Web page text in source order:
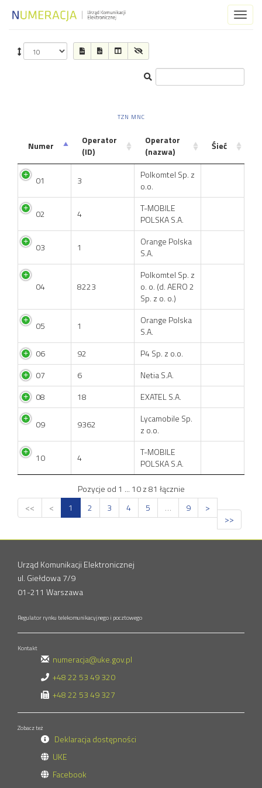
Toggle
TZN MNC
Numer
Operator
(ID)
Operator
(nazwa)
Śieć
01 3
Polkomtel Sp. z
o.o.
02 4
T-MOBILE
POLSKA S.A.
03 1
Orange Polska
S.A.
04 8223
Polkomtel Sp. z
o. o. (d. AERO 2
Sp. z o. o.)
05 1
Orange Polska
S.A.
06
92
P4 Sp. z o.o.
07
6
Netia S.A.
08
18 EXATEL S.A.
09 9362
Lycamobile Sp.
z o.o.
10 4
T-MOBILE
POLSKA S.A.
Pozycje od 1 ... 10 z 81 łącznie
<<
< 1 2 3 4 5 … 9
>
>>
Urząd Komunikacji Elektronicznej
ul. Giełdowa 7/9
01-211 Warszawa
Regulator rynku telekomunikacyjnego i pocztowego
Kontakt
numeracja@uke.gov.pl
+48 22 53 49 320
+48 22 53 49 327
Zobacz też
Deklaracja dostępności
UKE
Facebook